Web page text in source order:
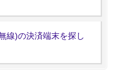
線)の決済端末を探し